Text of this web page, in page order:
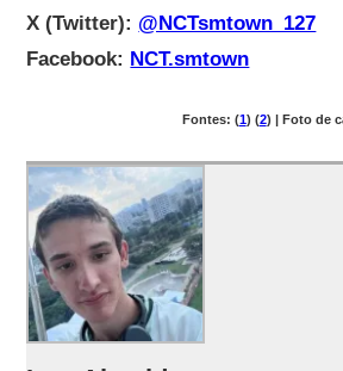
X (Twitter): @NCTsmtown_127
Facebook: NCT.smtown
Fontes: (1) (2) | Foto de